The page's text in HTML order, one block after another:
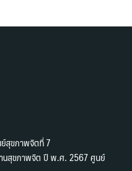
สุขภาพจิตที่ 7
นสุขภาพจิต ปี พ.ศ. 2567 ศูนย์